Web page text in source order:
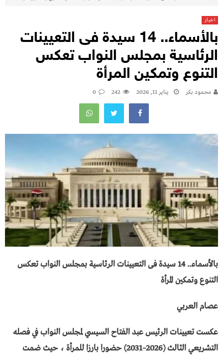
اخبار
بالأسماء.. 14 سيدة فى التعيينات
الرئاسية بمجلس النواب تعكس
التنوع وتمكين المرأة
محمود بكر يناير 11, 2026 242
0
بالأسماء.. 14 سيدة فى التعيينات الرئاسية بمجلس النواب تعكس
التنوع وتمكين المرأة
عصام العربي
عكست تعيينات الرئيس عبد الفتاح السيسي لمجلس النواب في فصله
التشريعي الثالث (2026–2031) حضورا بارزا للمرأة ، حيث ضمت